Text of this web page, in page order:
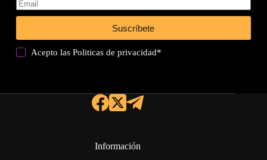
Suscríbete
Acepto lasPoliticas de privacidad*
Información